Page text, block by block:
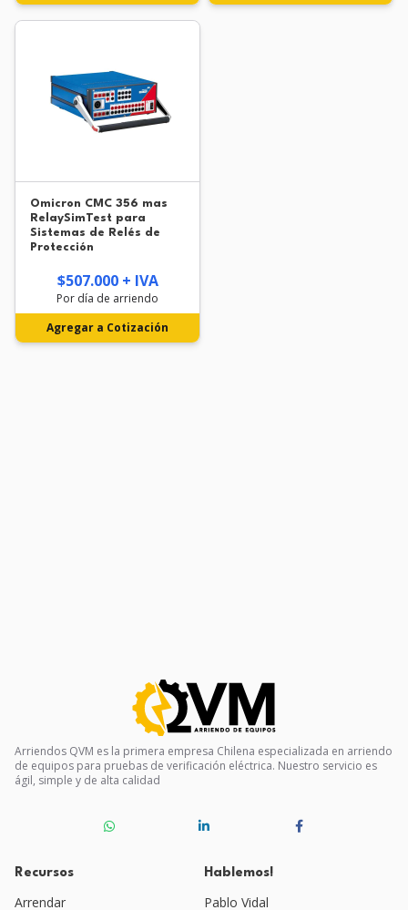
Omicron CMC 356 mas
RelaySimTest para
Sistemas de Relés de
Protección
$507.000 + IVA
Por día de arriendo
Agregar a Cotización
Arriendos QVM es la primera empresa Chilena especializada en arriendo
de equipos para pruebas de verificación eléctrica. Nuestro servicio es
ágil, simple y de alta calidad
Recursos
Arrendar
Hablemos!
Pablo Vidal